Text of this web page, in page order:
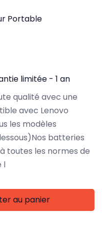
Portable
limitée - 1 an
qualité avec une
avec Lenovo
les modèles
batteries
toutes les normes de
l
au panier